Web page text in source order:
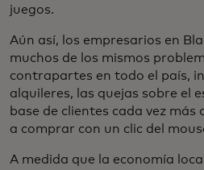
juegos.
Aún así, los empresarios en
muchos de los mismos
contrapartes en todo el país,
alquileres, las quejas sobre el
base de clientes cada vez
a comprar con un clic del
A medida que la economía